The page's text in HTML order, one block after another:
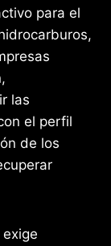
para el
las
el perfil
de los